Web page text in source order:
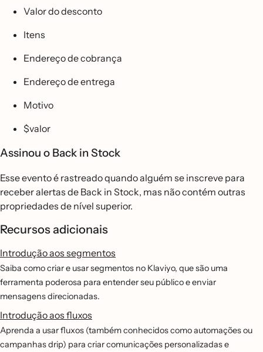
Valor do desconto
Itens
Endereço de cobrança
Endereço de entrega
Motivo
$valor
Assinou o Back in Stock
Esse evento é rastreado quando alguém se inscreve para
receber alertas de Back in Stock, mas não contém outras
propriedades de nível superior.
Recursos adicionais
Introdução aos segmentos
Saiba como criar e usar segmentos no Klaviyo, que são uma
ferramenta poderosa para entender seu público e enviar
mensagens direcionadas.
Introdução aos fluxos
Aprenda a usar fluxos (também conhecidos como automações ou
campanhas drip) para criar comunicações personalizadas e